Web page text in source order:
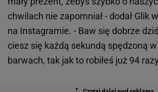
chwilach nie zapomniał - dodał Glik
na Instagramie. - Baw się dobrze
ciesz się każdą sekundą spędzoną w
barwach, tak jak to robiłeś już 94